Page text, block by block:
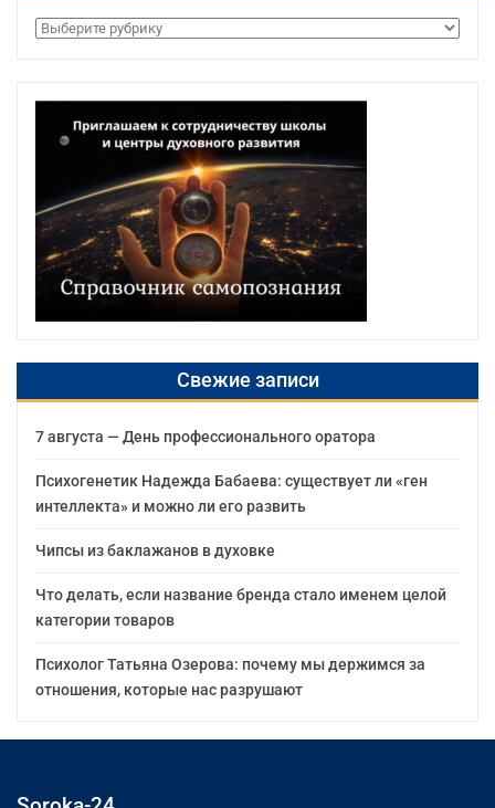
Рубрики
Свежие записи
7 августа — День профессионального оратора
Психогенетик Надежда Бабаева: существует ли «ген
интеллекта» и можно ли его развить
Чипсы из баклажанов в духовке
Что делать, если название бренда стало именем целой
категории товаров
Психолог Татьяна Озерова: почему мы держимся за
отношения, которые нас разрушают